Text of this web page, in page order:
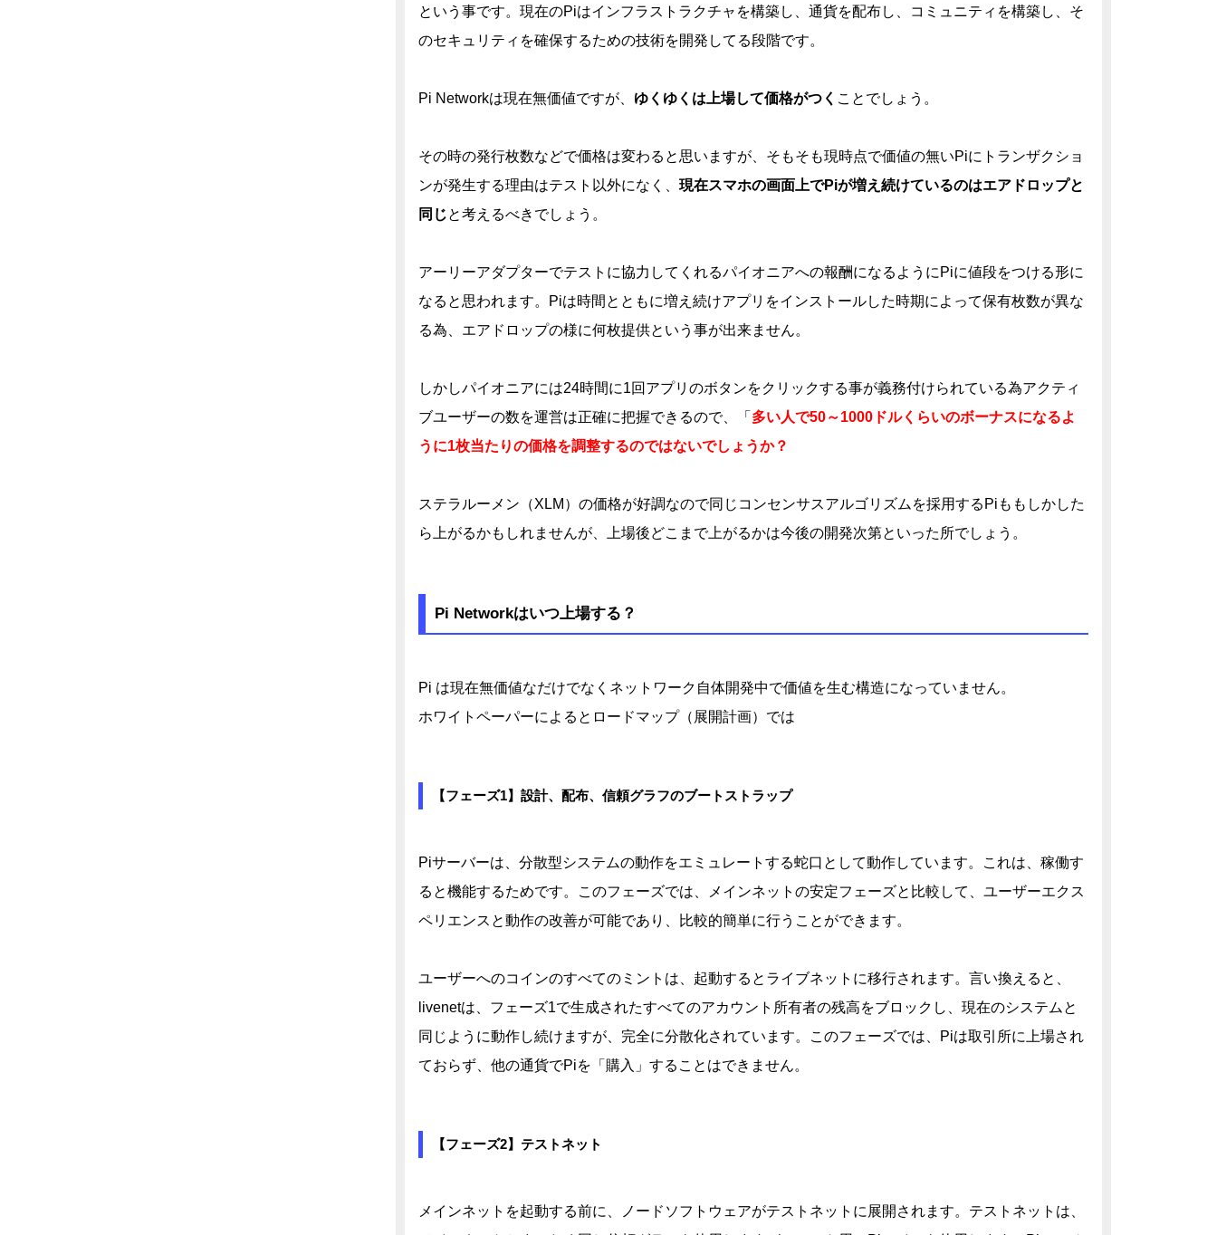
という事です。現在のPiはインフラストラクチャを構築し、通貨を配布し、コミュニティを構築し、そ
のセキュリティを確保するための技術を開発してる段階です。
Pi Networkは現在無価値ですが、 ゆくゆくは上場して価格がつく ことでしょう。
その時の発行枚数などで価格は変わると思いますが、そもそも現時点で価値の無いPiにトランザクショ
ンが発生する理由はテスト以外になく、 現在スマホの画面上でPiが増え続けているのはエアドロップと
同じと考えるべきでしょう。
アーリーアダプターでテストに協力してくれるパイオニアへの報酬になるようにPiに値段をつける形に
なると思われます。Piは時間とともに増え続けアプリをインストールした時期によって保有枚数が異な
る為、エアドロップの様に何枚提供という事が出来ません。
しかしパイオニアには24時間に1回アプリのボタンをクリックする事が義務付けられている為アクティ
ブユーザーの数を運営は正確に把握できるので、「多い人で50～1000ドルくらいのボーナスになるよ
うに1枚当たりの価格を調整するのではないでしょうか？
ステラルーメン（XLM）の価格が好調なので同じコンセンサスアルゴリズムを採用するPiももしかした
ら上がるかもしれませんが、上場後どこまで上がるかは今後の開発次第といった所でしょう。
Pi Networkはいつ上場する？
Pi は現在無価値なだけでなくネットワーク自体開発中で価値を生む構造になっていません。
ホワイトペーパーによるとロードマップ（展開計画）では
【フェーズ1】設計、配布、信頼グラフのブートストラップ
Piサーバーは、分散型システムの動作をエミュレートする蛇口として動作しています。これは、稼働す
ると機能するためです。このフェーズでは、メインネットの安定フェーズと比較して、ユーザーエクス
ペリエンスと動作の改善が可能であり、比較的簡単に行うことができます。
ユーザーへのコインのすべてのミントは、起動するとライブネットに移行されます。言い換えると、
livenetは、フェーズ1で生成されたすべてのアカウント所有者の残高をブロックし、現在のシステムと
同じように動作し続けますが、完全に分散化されています。このフェーズでは、Piは取引所に上場され
ておらず、他の通貨でPiを「購入」することはできません。
【フェーズ2】テストネット
メインネットを起動する前に、ノードソフトウェアがテストネットに展開されます。テストネットは、